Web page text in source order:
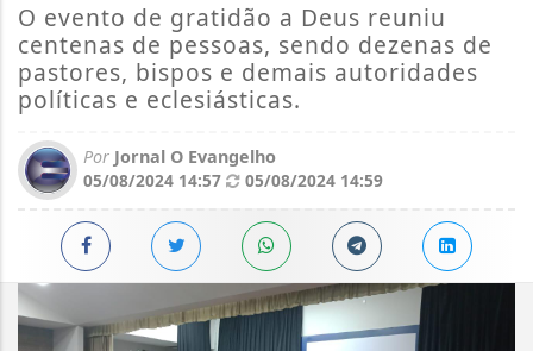
O evento de gratidão a Deus reuniu
centenas de pessoas, sendo dezenas de
pastores, bispos e demais autoridades
políticas e eclesiásticas.
Por Jornal O Evangelho
05/08/2024 14:57
05/08/2024 14:59